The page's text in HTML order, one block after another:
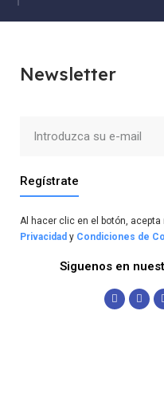
Newsletter
Regístrate
Al hacer clic en el botón, acepta
Privacidad y Condiciones de
Siguenos en